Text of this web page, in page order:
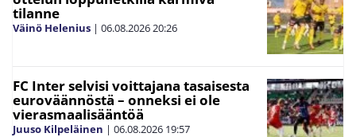
tilanne
Väinö Helenius | 06.08.202620:26
FC Inter selvisi voittajana tasaisesta
euroväännöstä – onneksi ei ole
vierasmaalisääntöä
Juuso Kilpeläinen | 06.08.2026 19:57